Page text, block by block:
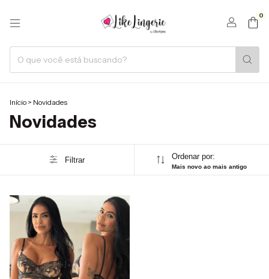
0
Início > Novidades
Novidades
Filtrar Ordenar por:
Mais novo ao mais antigo